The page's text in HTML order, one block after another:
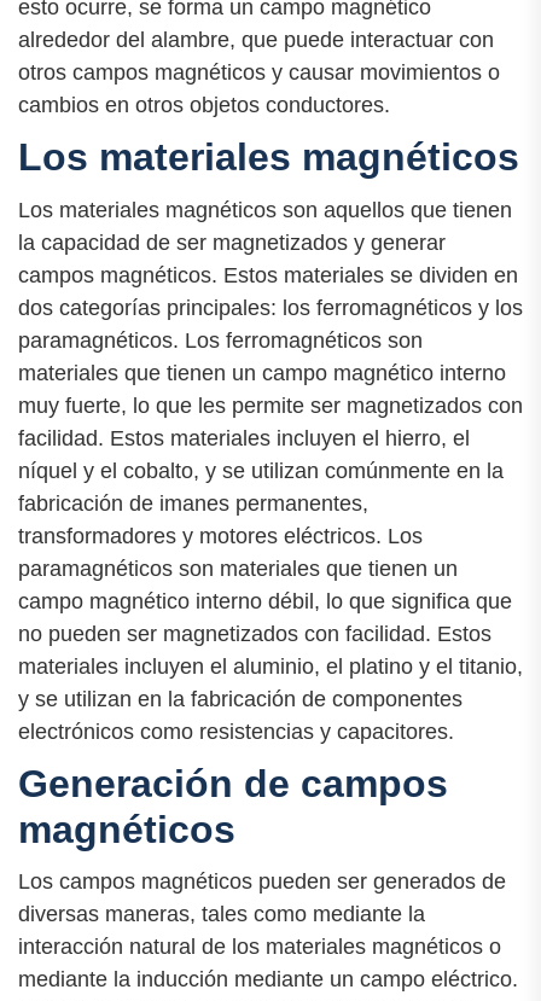
esto ocurre, se forma un campo magnético
alrededor del alambre, que puede interactuar con
otros campos magnéticos y causar movimientos o
cambios en otros objetos conductores.
Los materiales magnéticos
Los materiales magnéticos son aquellos que tienen
la capacidad de ser magnetizados y generar
campos magnéticos. Estos materiales se dividen en
dos categorías principales: los ferromagnéticos y los
paramagnéticos. Los ferromagnéticos son
materiales que tienen un campo magnético interno
muy fuerte, lo que les permite ser magnetizados con
facilidad. Estos materiales incluyen el hierro, el
níquel y el cobalto, y se utilizan comúnmente en la
fabricación de imanes permanentes,
transformadores y motores eléctricos. Los
paramagnéticos son materiales que tienen un
campo magnético interno débil, lo que significa que
no pueden ser magnetizados con facilidad. Estos
materiales incluyen el aluminio, el platino y el titanio,
y se utilizan en la fabricación de componentes
electrónicos como resistencias y capacitores.
Generación de campos
magnéticos
Los campos magnéticos pueden ser generados de
diversas maneras, tales como mediante la
interacción natural de los materiales magnéticos o
mediante la inducción mediante un campo eléctrico.